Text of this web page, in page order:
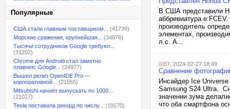
Популярные
США стали главным поставщиком...
(41739)
Морские сражения, крупнейшая...
(34876)
Тысячи сотрудников Google требуют...
(31202)
Chrome для Android стал заметно
плавнее: Google...
(24977)
Вышел релиз OpenIDE Pro —
корпоративной...
(21555)
Mitsubishi начнёт выпускать по 1000...
(21017)
Tesla поставила рекорд по числу...
(19170)
В США представили
аббревиатура
производитель
элементах,
л.с. А...
iXBT, 2024-02-27 18:49
Сравнение
Инсайдер Ice
Samsung S24 Ultra.
значении зума
что оба смартфона